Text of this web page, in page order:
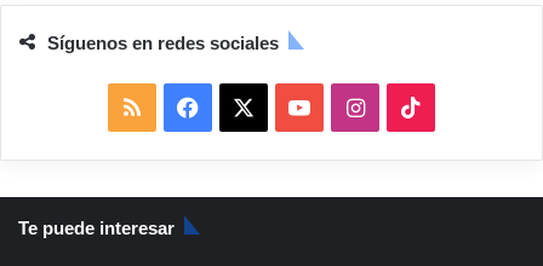
Síguenos en redes sociales
S
S
a
c
o
u
I
n
s
i
k
Te puede interesar